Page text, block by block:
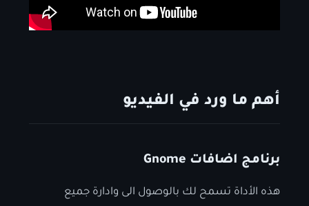
أهم ما ورد في الفيديو
برنامج اضافات Gnome
هذه الأداة تسمح لك بالوصول الى وادارة جميع